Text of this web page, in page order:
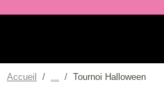
Accueil Tournoi Halloween